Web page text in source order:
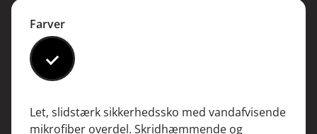
Farver
#000000
Let, slidstærk sikkerhedssko med vandafvisende
mikrofiber overdel. Skridhæmmende og